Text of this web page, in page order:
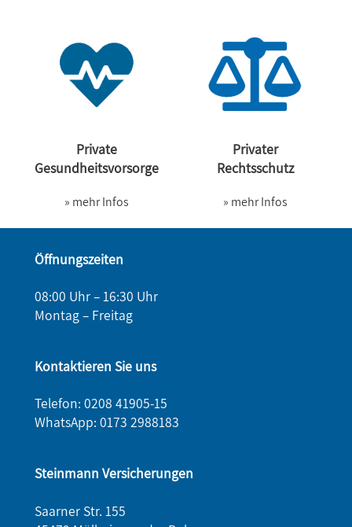
Private
Gesundheitsvorsorge
» mehr Infos
Privater
Rechtsschutz
» mehr Infos
Öffnungszeiten
08:00 Uhr – 16:30 Uhr
Montag – Freitag
Kontaktieren Sie uns
Telefon: 0208 41905-15
WhatsApp: 0173 2988183
Steinmann Versicherungen
Saarner Str. 155